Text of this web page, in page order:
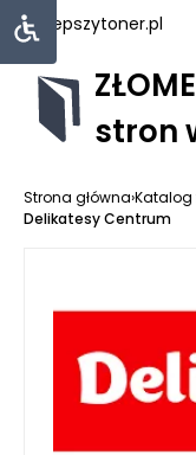
najlepszytoner.pl
stron
Strona główna›Katalog
Delikatesy Centrum